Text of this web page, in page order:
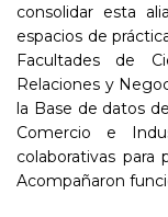
consolidar esta
espacios de
Facultades de
Relaciones y
la Base de datos
Comercio e
colaborativas para
Acompañaron